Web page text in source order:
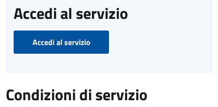
Accedi al servizio
Accedi al servizio
Condizioni di servizio